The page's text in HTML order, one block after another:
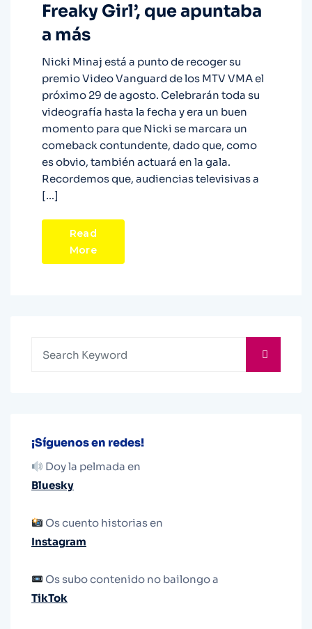
Freaky Girl’, que apuntaba
a más
Nicki Minaj está a punto de recoger su
premio Video Vanguard de los MTV VMA el
próximo 29 de agosto. Celebrarán toda su
videografía hasta la fecha y era un buen
momento para que Nicki se marcara un
comeback contundente, dado que, como
es obvio, también actuará en la gala.
Recordemos que, audiencias televisivas a
[…]
Read
More
¡Síguenos en redes!
Doy la pelmada en
Bluesky
Os cuento historias en
Instagram
Os subo contenido no bailongo a
TikTok